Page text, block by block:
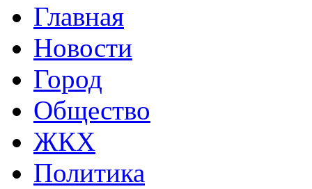
Главная
Новости
Город
Общество
ЖКХ
Политика